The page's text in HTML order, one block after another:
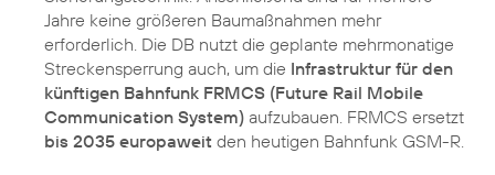
Jahre keine größeren Baumaßnahmen mehr
erforderlich. Die DB nutzt die geplante mehrmonatige
Streckensperrung auch, um die Infrastruktur für den
künftigen Bahnfunk FRMCS (Future Rail Mobile
Communication System) aufzubauen. FRMCS ersetzt
bis 2035 europaweit den heutigen Bahnfunk GSM-R.